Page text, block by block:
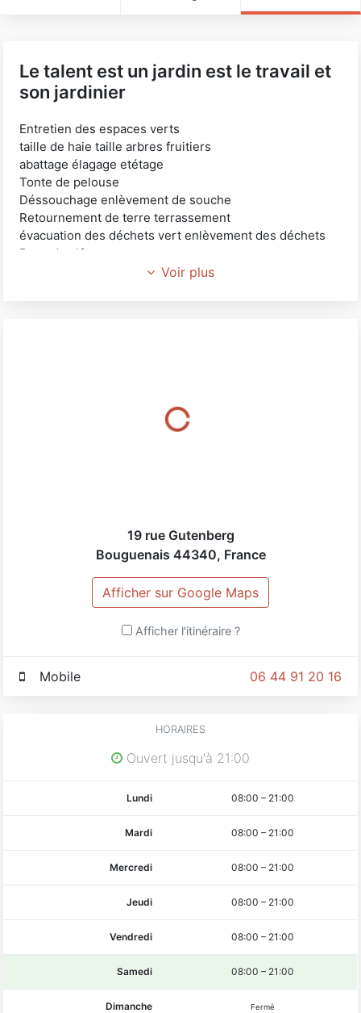
Le talent est un jardin est le travail et
son jardinier
Entretien des espaces verts
taille de haie taille arbres fruitiers
abattage élagage etétage
Tonte de pelouse
Déssouchage enlèvement de souche
Retournement de terre terrassement
évacuation des déchets vert enlèvement des déchets
Pose de clôture
Voir plus
19 rue Gutenberg
Bouguenais 44340, France
Afficher sur Google Maps
Afficher l'itinéraire ?
06 44 91 20 16
Mobile
HORAIRES
Ouvert jusqu'à 21:00
Lundi 08:00 – 21:00
Mardi 08:00 – 21:00
Mercredi 08:00 – 21:00
Jeudi 08:00 – 21:00
Vendredi 08:00 – 21:00
Samedi 08:00 – 21:00
Dimanche Fermé